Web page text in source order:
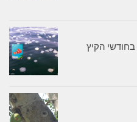
בחודשי הקיץ